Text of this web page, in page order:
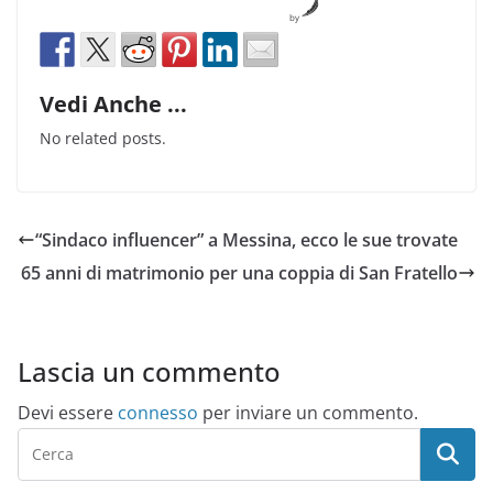
by
Vedi Anche ...
No related posts.
“Sindaco influencer” a Messina, ecco le sue trovate
65 anni di matrimonio per una coppia di San Fratello
Lascia un commento
Devi essere connesso per inviare un commento.